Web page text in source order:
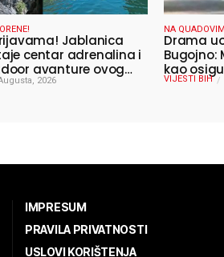
Jablanica
centar adrenalina i
avanture ovog
2026
NA
Drama
Bugojno:
kao
VIJESTI BIH
IMPRESUM
PRAVILA PRIVATNOSTI
USLOVI KORIŠTENJA